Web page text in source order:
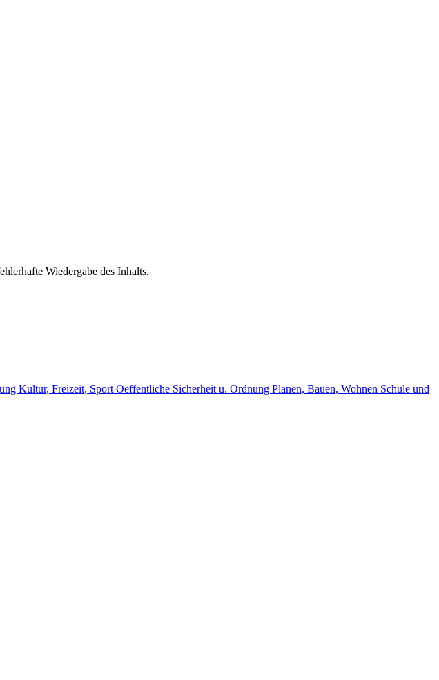
Wiedergabe des Inhalts.
Kultur, Freizeit, Sport Oeffentliche Sicherheit u. Ordnung Planen, Bauen, Wohnen Schule und